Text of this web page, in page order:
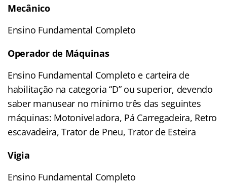
Mecânico
Ensino Fundamental Completo
Operador de Máquinas
Ensino Fundamental Completo e carteira de
habilitação na categoria “D” ou superior, devendo
saber manusear no mínimo três das seguintes
máquinas: Motoniveladora, Pá Carregadeira, Retro
escavadeira, Trator de Pneu, Trator de Esteira
Vigia
Ensino Fundamental Completo